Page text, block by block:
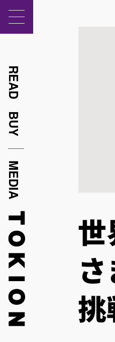
READ
BUY
MEDIA